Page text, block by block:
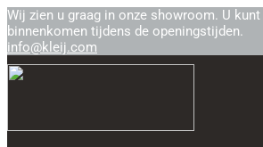
Wij zien u graag in onze showroom. U
binnenkomen tijdens de openingstijden.
info@kleij.com